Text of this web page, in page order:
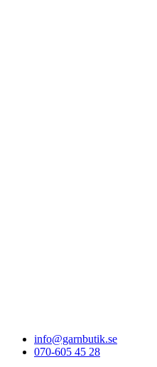
info@garnbutik.se
070-605 45 28